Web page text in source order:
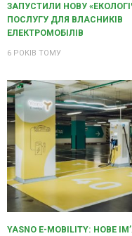
ЗАПУСТИЛИ НОВУ
ПОСЛУГУ ДЛЯ ВЛАСНИКІВ
ЕЛЕКТРОМОБІЛІВ
6 РОКІВ ТОМУ
YASNO E-MOBILITY: НОВЕ